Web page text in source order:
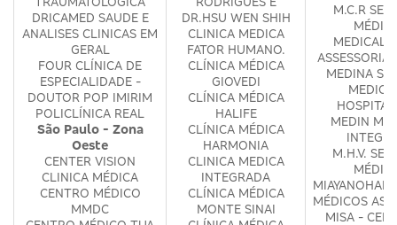
DRICAMED SAUDE E
ANALISES CLINICAS EM
GERAL
FOUR CLÍNICA DE
ESPECIALIDADE -
DOUTOR POP IMIRIM
POLICLÍNICA REAL
São Paulo - Zona
Oeste
CENTER VISION
CLINICA MÉDICA
CENTRO MÉDICO
MMDC
DR.HSU WEN SHIH
CLINICA MEDICA
FATOR HUMANO.
CLÍNICA MÉDICA
GIOVEDI
CLÍNICA MÉDICA
HALIFE
CLÍNICA MÉDICA
HARMONIA
CLINICA MEDICA
INTEGRADA
CLÍNICA MÉDICA
MONTE SINAI
M.C.R
MEDICAL
ASSESSORIA
MEDINA
MEDIN
M.H.V.
MÉDICOS
MISA -